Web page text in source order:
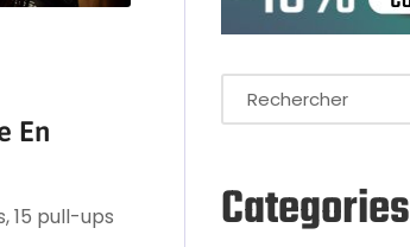
En
15 pull-ups Categories